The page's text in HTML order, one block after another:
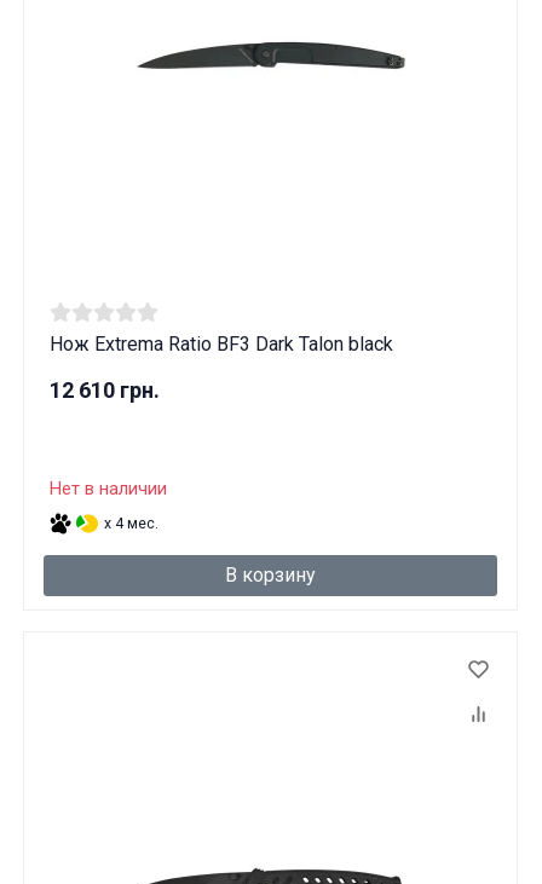
Нож Extrema Ratio BF3 Dark Talon black
12 610 грн.
Нет в наличии
x 4 мес.
В корзину